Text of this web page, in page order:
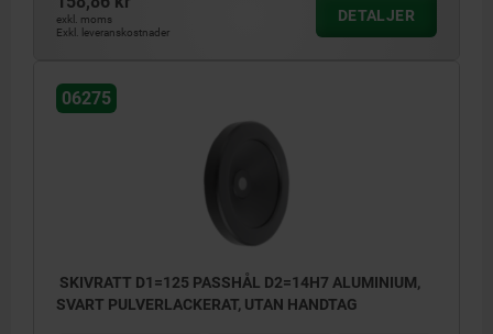
exkl. moms
Exkl. leveranskostnader
DETALJER
06275
SKIVRATT D1=125 PASSHÅL D2=14H7 ALUMINIUM,
SVART PULVERLACKERAT, UTAN HANDTAG